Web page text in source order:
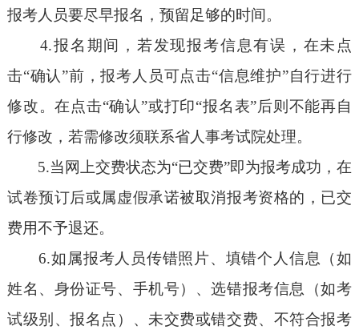
报考人员要尽早报名，预留足够的时间。
4.报名期间，若发现报考信息有误，在未点
击“确认”前，报考人员可点击“信息维护”自行进行
修改。在点击“确认”或打印“报名表”后则不能再自
行修改，若需修改须联系省人事考试院处理。
5.当网上交费状态为“已交费”即为报考成功，在
试卷预订后或属虚假承诺被取消报考资格的，已交
费用不予退还。
6.如属报考人员传错照片、填错个人信息（如
姓名、身份证号、手机号）、选错报考信息（如考
试级别、报名点）、未交费或错交费、不符合报考